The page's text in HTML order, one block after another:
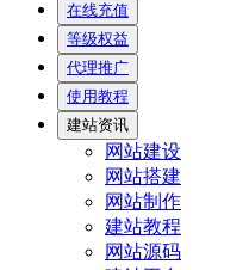
在线充值
等级权益
代理推广
使用教程
建站资讯
网站建设
网站搭建
网站制作
建站教程
网站源码